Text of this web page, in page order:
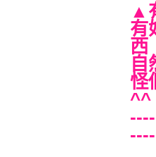
▲
有
自
怪
^^